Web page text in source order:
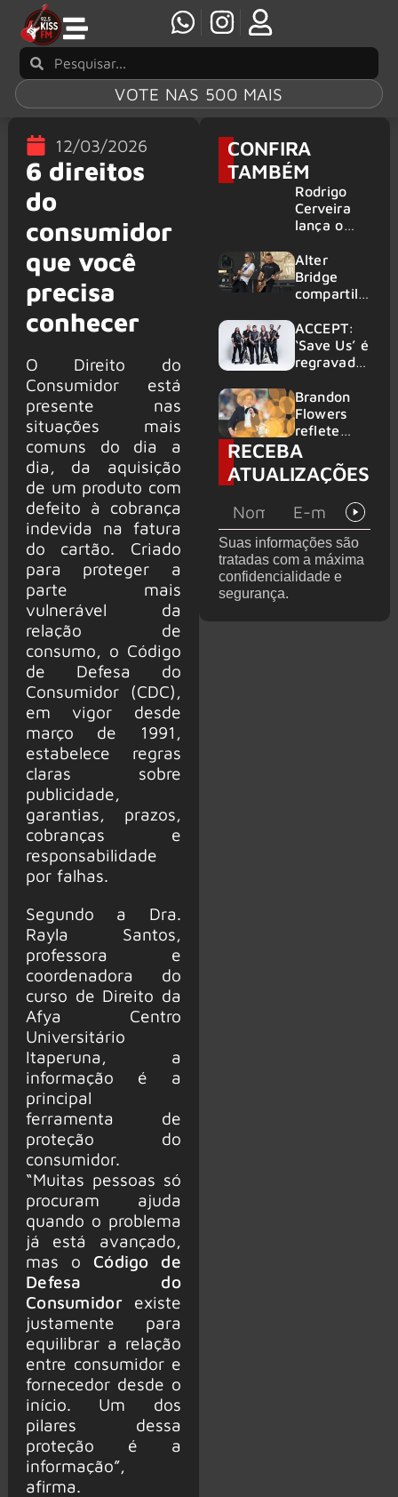
VOTE NAS 500 MAIS
12/03/2026
6 direitos
do
consumidor
que você
precisa
conhecer
O Direito do
Consumidor está
presente nas
situações mais
comuns do dia a
dia, da aquisição
de um produto com
defeito à cobrança
indevida na fatura
do cartão. Criado
para proteger a
parte mais
vulnerável da
relação de
consumo, o Código
de Defesa do
Consumidor (CDC),
em vigor desde
março de 1991,
estabelece regras
claras sobre
publicidade,
garantias, prazos,
cobranças e
responsabilidade
por falhas.
Segundo a Dra.
Rayla Santos,
professora e
coordenadora do
curso de Direito da
Afya Centro
Universitário
Itaperuna, a
informação é a
principal
ferramenta de
proteção do
consumidor.
“Muitas pessoas só
procuram ajuda
quando o problema
já está avançado,
mas o Código de
Defesa do
Consumidor existe
justamente para
equilibrar a relação
entre consumidor e
fornecedor desde o
início. Um dos
pilares dessa
proteção é a
informação”,
afirma.
CONFIRA
TAMBÉM
Rodrigo
Cerveira
lança o
Searcher”
Alter
Bridge
compartilh
vivo de
“Fortress”
gravada
am Ring
2026
ACCEPT:
‘Save Us’ é
regravada
membros
do GHOST
e KORN
Brandon
Flowers
reflete
sobre o
futuro e
levanta
de de
deixar os
palcos
RECEBA
ATUALIZAÇÕES
Suas informações são
tratadas com a máxima
confidencialidade e
segurança.